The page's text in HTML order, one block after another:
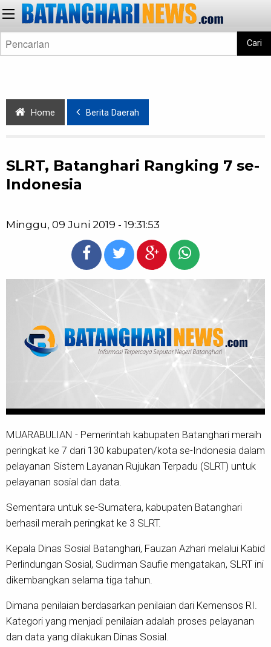
Cari
Home Berita Daerah
SLRT, Batanghari Rangking 7 se-
Indonesia
Minggu, 09 Juni 2019 - 19:31:53
MUARABULIAN - Pemerintah kabupaten Batanghari meraih
peringkat ke 7 dari 130 kabupaten/kota se-Indonesia dalam
pelayanan Sistem Layanan Rujukan Terpadu (SLRT) untuk
pelayanan sosial dan data.
Sementara untuk se-Sumatera, kabupaten Batanghari
berhasil meraih peringkat ke 3 SLRT.
Kepala Dinas Sosial Batanghari, Fauzan Azhari melalui Kabid
Perlindungan Sosial, Sudirman Saufie mengatakan, SLRT ini
dikembangkan selama tiga tahun.
Dimana penilaian berdasarkan penilaian dari Kemensos RI.
Kategori yang menjadi penilaian adalah proses pelayanan
dan data yang dilakukan Dinas Sosial.